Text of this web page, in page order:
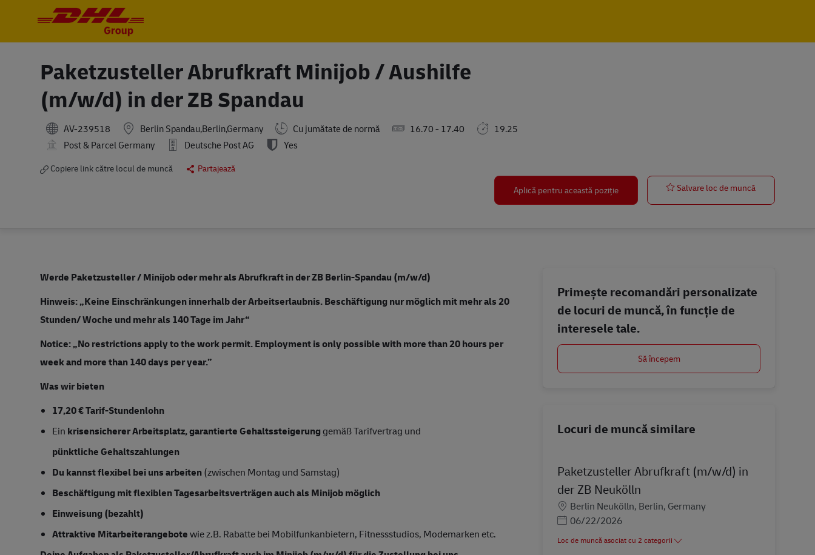
Paketzusteller Abrufkraft Minijob / Aushilfe
(m/w/d) in der ZB Spandau
AV-239518 Berlin Spandau,Berlin,Germany Cu jumătate de normă 16.70 - 17.40
19.25
Post & Parcel Germany
Deutsche Post AG Yes
Copiere link către locul de muncă
Partajează
Aplică pentru această poziție
Salvare loc de muncă
Werde Paketzusteller / Minijob oder mehr als Abrufkraft in der ZB Berlin-Spandau (m/w/d)
Hinweis: „Keine Einschränkungen innerhalb der Arbeitserlaubnis. Beschäftigung nur möglich mit mehr als 20
Stunden/ Woche und mehr als 140 Tage im Jahr“
Notice: „No restrictions apply to the work permit. Employment is only possible with more than 20 hours per
week and more than 140 days per year.”
Was wir bieten
17,20 € Tarif-Stundenlohn
Ein krisensicherer Arbeitsplatz, garantierte Gehaltssteigerung gemäß Tarifvertrag und
pünktliche Gehaltszahlungen
Du kannst flexibel bei uns arbeiten(zwischen Montag und Samstag)
Beschäftigung mit flexiblen Tagesarbeitsverträgen auch als Minijob möglich
Einweisung (bezahlt)
Attraktive Mitarbeiterangebotewie z.B. Rabatte bei Mobilfunkanbietern, Fitnessstudios, Modemarken etc.
Primește recomandări personalizate
de locuri de muncă, în funcție de
interesele tale.
Să începem
Locuri de muncă similare
Paketzusteller Abrufkraft (m/w/d) in
der ZB Neukölln
Locație
Berlin Neukölln, Berlin, Germany
Posted Date
06/22/2026
Loc de muncă asociat cu 2 categorii